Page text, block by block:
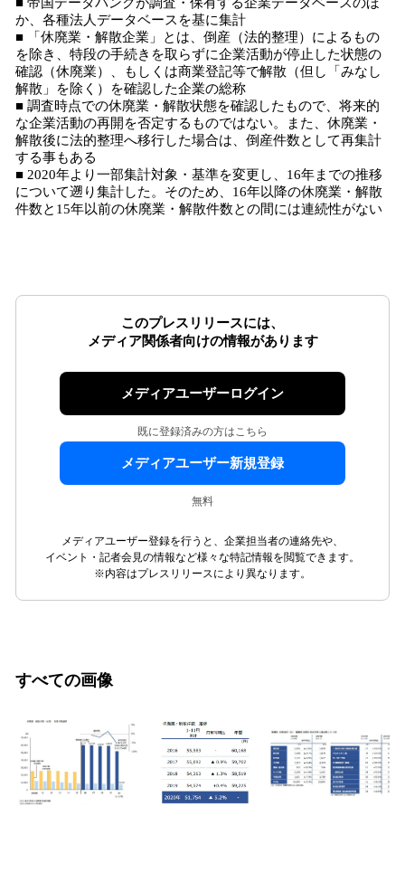
か、各種法人データベースを基に集計
■ 「休廃業・解散企業」とは、倒産（法的整理）によるもの
を除き、特段の手続きを取らずに企業活動が停止した状態の
確認（休廃業）、もしくは商業登記等で解散（但し「みなし
解散」を除く）を確認した企業の総称
■ 調査時点での休廃業・解散状態を確認したもので、将来的
な企業活動の再開を否定するものではない。また、休廃業・
解散後に法的整理へ移行した場合は、倒産件数として再集計
する事もある
■ 2020年より一部集計対象・基準を変更し、16年までの推移
について遡り集計した。そのため、16年以降の休廃業・解散
件数と15年以前の休廃業・解散件数との間には連続性がない
このプレスリリースには、
メディア関係者向けの情報があります
メディアユーザーログイン
既に登録済みの方はこちら
メディアユーザー新規登録
無料
メディアユーザー登録を行うと、企業担当者の連絡先や、
イベント・記者会見の情報など様々な特記情報を閲覧できます。
※内容はプレスリリースにより異なります。
すべての画像